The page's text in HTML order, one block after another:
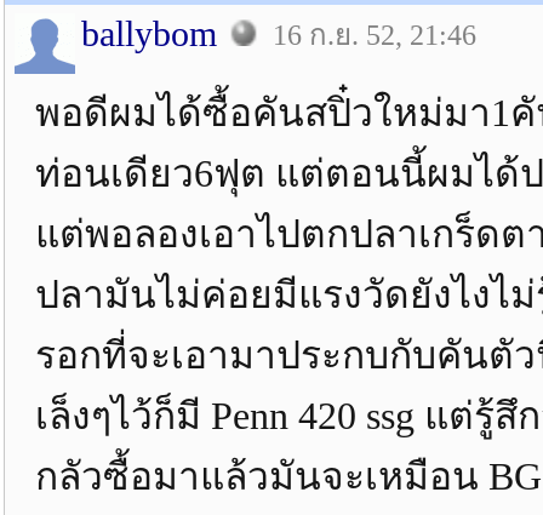
ballybom 16 ก.ย. 52, 21:46
พอดีผมได้ซื้อคันสปิ๋วใหม่มา1คัน
ท่อนเดียว6ฟุต แต่ตอนนี้ผมได้
แต่พอลองเอาไปตกปลาเกร็ด
ปลามันไม่ค่อยมีแรงวัดยังไงไ
รอกที่จะเอามาประกบกับคันตั
เล็งๆไว้ก็มี Penn 420 ssg แต่
กลัวซื้อมาแล้วมันจะเหมือน